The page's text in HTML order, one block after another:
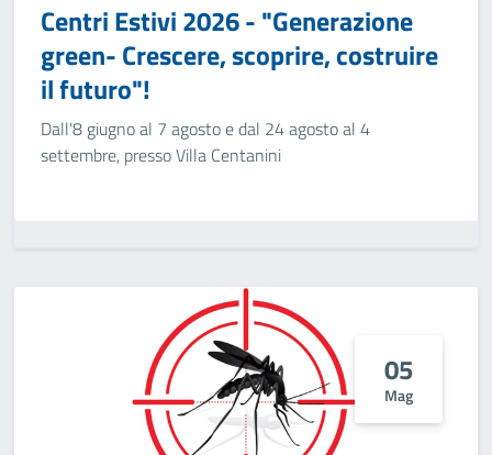
Centri Estivi 2026 - "Generazione
green- Crescere, scoprire, costruire
il futuro"!
Dall'8 giugno al 7 agosto e dal 24 agosto al 4
settembre, presso Villa Centanini
05
Mag